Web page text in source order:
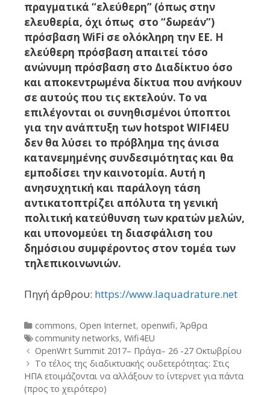
πραγματικά “ελεύθερη” (όπως στην
ελευθερία, όχι όπως στο “δωρεάν”)
πρόσβαση WiFi σε ολόκληρη την ΕΕ. Η
ελεύθερη πρόσβαση απαιτεί τόσο
ανώνυμη πρόσβαση στο Διαδίκτυο όσο
και αποκεντρωμένα δίκτυα που ανήκουν
σε αυτούς που τις εκτελούν. Το να
επιλέγονται οι συνηθισμένοι ύποπτοι
για την ανάπτυξη των hotspot WIFI4EU
δεν θα λύσει το πρόβλημα της άνισα
κατανεμημένης συνδεσιμότητας και θα
εμποδίσει την καινοτομία. Αυτή η
ανησυχητική και παράλογη τάση
αντικατοπτρίζει απόλυτα τη γενική
πολιτική κατεύθυνση των κρατών μελών,
και υπονομεύει τη διασφάλιση του
δημόσιου συμφέροντος στον τομέα των
τηλεπικοινωνιών.
Πηγή άρθρου: https://www.laquadrature.net
Categories
commons, Open Internet, openwifi, Άρθρα
Tags
community networks, Wifi4EU
Post
navigation
OpenWrt Summit 2017– Πράγα– 26 -27 Οκτωβρίου
Το τέλος της διαδικτυακής ουδετερότητας: Στις
ΗΠΑ ετοιμάζονται να αλλάξουν το ίντερνετ για πάντα
(προς το χειρότερο)